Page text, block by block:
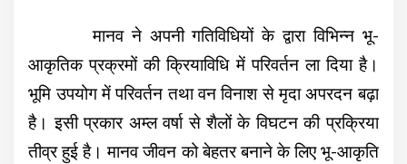
मानव ने अपनी गतिविधियों के द्वारा विभिन्न भू-
आकृतिक प्रक्रमों की क्रियाविधि में परिवर्तन ला दिया है।
भूमि उपयोग में परिवर्तन तथा वन विनाश से मृदा अपरदन बढ़ा
है। इसी प्रकार अम्ल वर्षा से शैलों के विघटन की प्रक्रिया
तीव्र हुई है। मानव जीवन को बेहतर बनाने के लिए भू-आकृति